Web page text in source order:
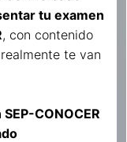
tu examen
, con contenido
te van
CONOCER